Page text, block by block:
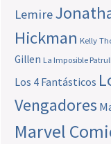
Lemire
Hickman Kelly
Gillen La Imposible
Los 4 Fantásticos
Vengadores
Marvel